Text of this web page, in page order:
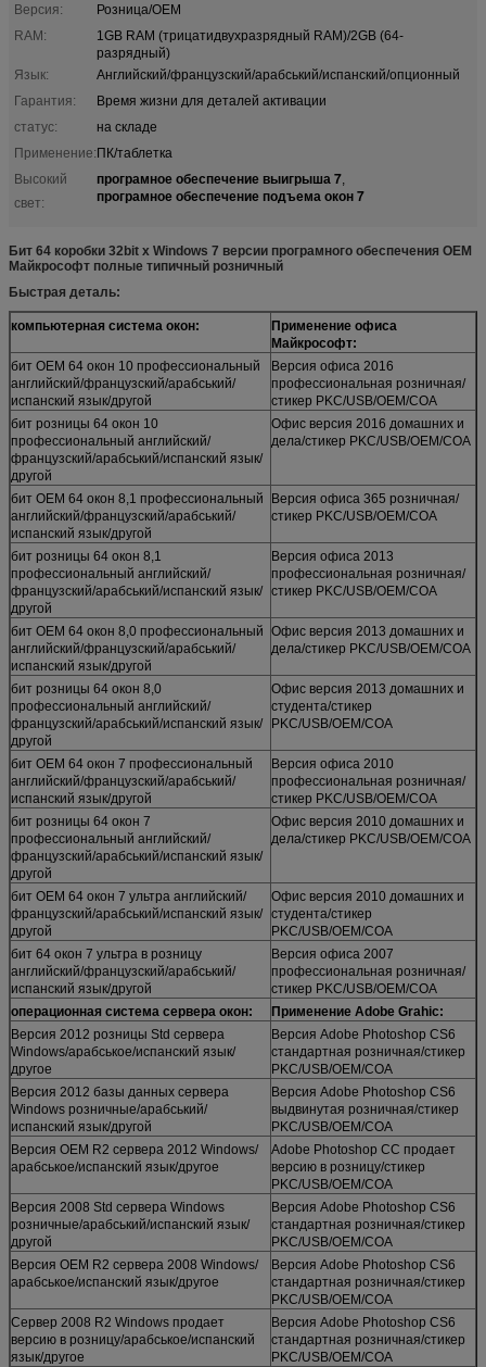
Версия:
Розница/OEM
RAM:
1GB RAM (трицатидвухразрядный RAM)/2GB (64-
разрядный)
Язык:
Английский/французский/арабський/испанский/опционный
Гарантия:
Время жизни для деталей активации
статус:
на складе
Применение:ПК/таблетка
Высокий
свет:
програмное обеспечение выигрыша 7,
програмное обеспечение подъема окон 7
Бит 64 коробки 32bit x Windows 7 версии програмного обеспечения OEM
Майкрософт полные типичный розничный
Быстрая деталь:
компьютерная система окон:
Применение офиса
Майкрософт:
бит OEM 64 окон 10 профессиональный
английский/французский/арабський/
испанский язык/другой
Версия офиса 2016
профессиональная розничная/
стикер PKC/USB/OEM/COA
бит розницы 64 окон 10
профессиональный английский/
французский/арабський/испанский язык/
другой
Офис версия 2016 домашних и
дела/стикер PKC/USB/OEM/COA
бит OEM 64 окон 8,1 профессиональный
английский/французский/арабський/
испанский язык/другой
Версия офиса 365 розничная/
стикер PKC/USB/OEM/COA
бит розницы 64 окон 8,1
профессиональный английский/
французский/арабський/испанский язык/
другой
Версия офиса 2013
профессиональная розничная/
стикер PKC/USB/OEM/COA
бит OEM 64 окон 8,0 профессиональный
английский/французский/арабський/
испанский язык/другой
Офис версия 2013 домашних и
дела/стикер PKC/USB/OEM/COA
бит розницы 64 окон 8,0
профессиональный английский/
французский/арабський/испанский язык/
другой
Офис версия 2013 домашних и
студента/стикер
PKC/USB/OEM/COA
бит OEM 64 окон 7 профессиональный
английский/французский/арабський/
испанский язык/другой
Версия офиса 2010
профессиональная розничная/
стикер PKC/USB/OEM/COA
бит розницы 64 окон 7
профессиональный английский/
французский/арабський/испанский язык/
другой
Офис версия 2010 домашних и
дела/стикер PKC/USB/OEM/COA
бит OEM 64 окон 7 ультра английский/
французский/арабський/испанский язык/
другой
Офис версия 2010 домашних и
студента/стикер
PKC/USB/OEM/COA
бит 64 окон 7 ультра в розницу
английский/французский/арабський/
испанский язык/другой
Версия офиса 2007
профессиональная розничная/
стикер PKC/USB/OEM/COA
операционная система сервера окон:
Применение Adobe Grahic:
Версия 2012 розницы Std сервера
Windows/арабськое/испанский язык/
другое
Версия Adobe Photoshop CS6
стандартная розничная/стикер
PKC/USB/OEM/COA
Версия 2012 базы данных сервера
Windows розничные/арабський/
испанский язык/другой
Версия Adobe Photoshop CS6
выдвинутая розничная/стикер
PKC/USB/OEM/COA
Версия OEM R2 сервера 2012 Windows/
арабськое/испанский язык/другое
Adobe Photoshop CC продает
версию в розницу/стикер
PKC/USB/OEM/COA
Версия 2008 Std сервера Windows
розничные/арабський/испанский язык/
другой
Версия Adobe Photoshop CS6
стандартная розничная/стикер
PKC/USB/OEM/COA
Версия OEM R2 сервера 2008 Windows/
арабськое/испанский язык/другое
Версия Adobe Photoshop CS6
стандартная розничная/стикер
PKC/USB/OEM/COA
Сервер 2008 R2 Windows продает
версию в розницу/арабськое/испанский
язык/другое
Версия Adobe Photoshop CS6
стандартная розничная/стикер
PKC/USB/OEM/COA